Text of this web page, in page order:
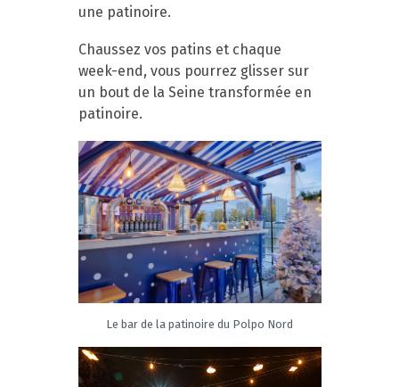
une patinoire.
Chaussez vos patins et chaque
week-end, vous pourrez glisser sur
un bout de la Seine transformée en
patinoire.
Le bar de la patinoire du Polpo Nord